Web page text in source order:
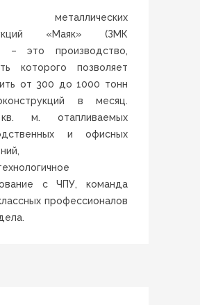
металлических
«Маяк» (ЗМК
– это производство,
которого позволяет
от 300 до 1000 тонн
в месяц.
м. отапливаемых
и офисных
с ЧПУ, команда
профессионалов